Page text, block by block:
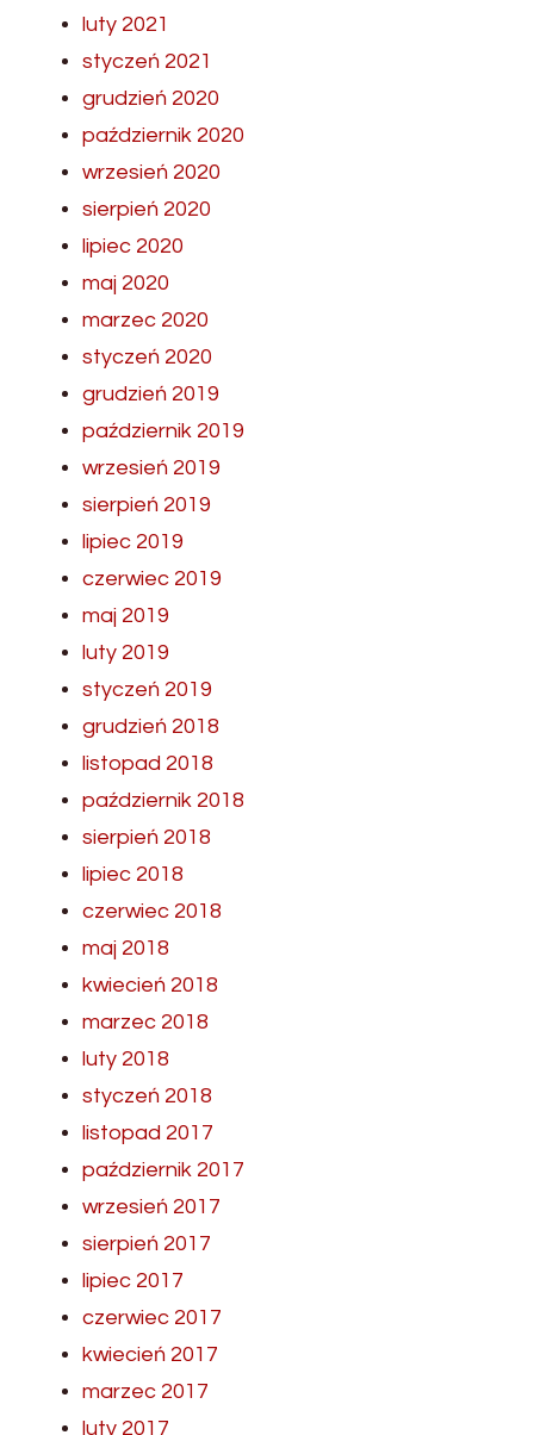
luty 2021
styczeń 2021
grudzień 2020
październik 2020
wrzesień 2020
sierpień 2020
lipiec 2020
maj 2020
marzec 2020
styczeń 2020
grudzień 2019
październik 2019
wrzesień 2019
sierpień 2019
lipiec 2019
czerwiec 2019
maj 2019
luty 2019
styczeń 2019
grudzień 2018
listopad 2018
październik 2018
sierpień 2018
lipiec 2018
czerwiec 2018
maj 2018
kwiecień 2018
marzec 2018
luty 2018
styczeń 2018
listopad 2017
październik 2017
wrzesień 2017
sierpień 2017
lipiec 2017
czerwiec 2017
kwiecień 2017
marzec 2017
luty 2017